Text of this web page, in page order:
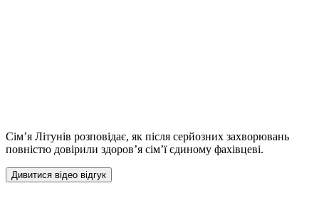
Сім’я Літунів розповідає, як після серйозних захворювань
повністю довірили здоров’я сім’ї єдиному фахівцеві.
Дивитися відео відгук